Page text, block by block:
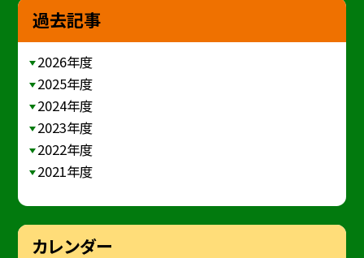
過去記事
2026年度
2025年度
2024年度
2023年度
2022年度
2021年度
カレンダー